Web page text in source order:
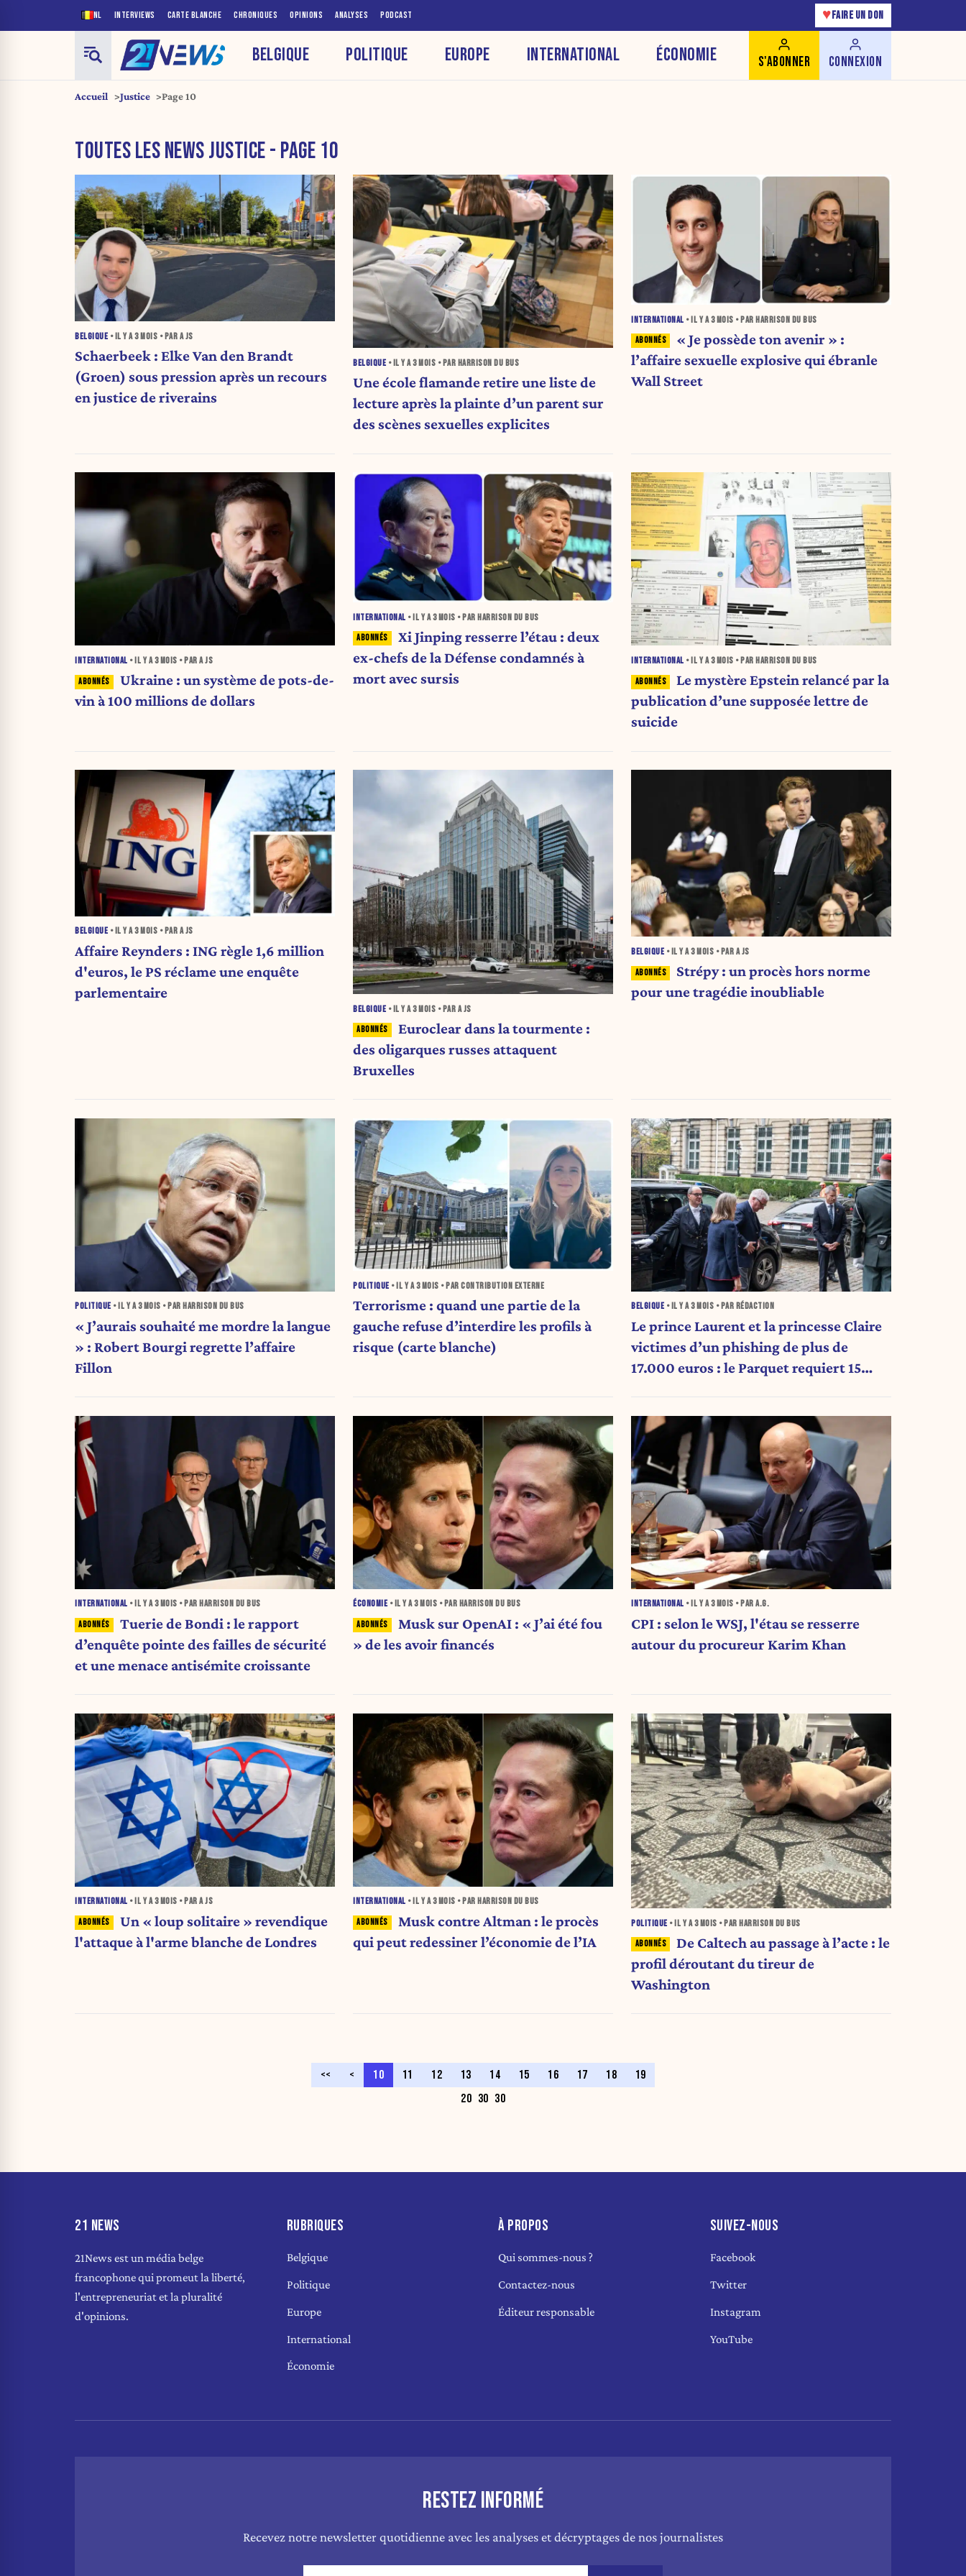
NL INTERVIEWS CARTE BLANCHE CHRONIQUES OPINIONS ANALYSES PODCAST ♥ FAIRE UN DON
BELGIQUE POLITIQUE EUROPE INTERNATIONAL ÉCONOMIE S'ABONNER CONNEXION
Accueil Justice Page 10
TOUTES LES NEWS JUSTICE - PAGE 10
BELGIQUE • IL Y A3 MOIS • PAR A JS
Schaerbeek : Elke Van den Brandt
(Groen) sous pression après un recours
en justice de riverains
BELGIQUE • IL Y A3 MOIS • PAR HARRISON DU BUS
Une école flamande retire une liste de
lecture après la plainte d’un parent sur
des scènes sexuelles explicites
INTERNATIONAL • IL Y A3 MOIS • PAR HARRISON DU BUS
« Je possède ton avenir » :
l’affaire sexuelle explosive qui ébranle
Wall Street
INTERNATIONAL • IL Y A3 MOIS • PAR A JS
Ukraine : un système de pots-de-
vin à 100 millions de dollars
INTERNATIONAL • IL Y A3 MOIS • PAR HARRISON DU BUS
Xi Jinping resserre l’étau : deux
ex-chefs de la Défense condamnés à
mort avec sursis
INTERNATIONAL • IL Y A3 MOIS • PAR HARRISON DU BUS
Le mystère Epstein relancé par la
publication d’une supposée lettre de
suicide
BELGIQUE • IL Y A3 MOIS • PAR A JS
Affaire Reynders : ING règle 1,6 million
d'euros, le PS réclame une enquête
parlementaire
BELGIQUE • IL Y A3 MOIS • PAR A JS
Euroclear dans la tourmente :
des oligarques russes attaquent
Bruxelles
BELGIQUE • IL Y A3 MOIS • PAR A JS
Strépy : un procès hors norme
pour une tragédie inoubliable
POLITIQUE • IL Y A3 MOIS • PAR HARRISON DU BUS
« J’aurais souhaité me mordre la langue
» : Robert Bourgi regrette l’affaire
Fillon
POLITIQUE • IL Y A3 MOIS • PAR CONTRIBUTION EXTERNE
Terrorisme : quand une partie de la
gauche refuse d’interdire les profils à
risque (carte blanche)
BELGIQUE • IL Y A3 MOIS • PAR RÉDACTION
Le prince Laurent et la princesse Claire
victimes d’un phishing de plus de
17.000 euros : le Parquet requiert 15
INTERNATIONAL • IL Y A3 MOIS • PAR HARRISON DU BUS
Tuerie de Bondi : le rapport
d’enquête pointe des failles de sécurité
et une menace antisémite croissante
ÉCONOMIE • IL Y A3 MOIS • PAR HARRISON DU BUS
Musk sur OpenAI : « J’ai été fou
» de les avoir financés
INTERNATIONAL • IL Y A3 MOIS • PAR A.G.
CPI : selon le WSJ, l'étau se resserre
autour du procureur Karim Khan
INTERNATIONAL • IL Y A3 MOIS • PAR A JS
Un « loup solitaire » revendique
l'attaque à l'arme blanche de Londres
INTERNATIONAL • IL Y A3 MOIS • PAR HARRISON DU BUS
Musk contre Altman : le procès
qui peut redessiner l’économie de l’IA
POLITIQUE • IL Y A3 MOIS • PAR HARRISON DU BUS
De Caltech au passage à l’acte : le
profil déroutant du tireur de
Washington
<< < 10 11 12 13 14 15 16 17 18
19
20 30 30
21 NEWS
21News est un média belge
francophone qui promeut la liberté,
l'entrepreneuriat et la pluralité
d'opinions.
RUBRIQUES
Belgique
Politique
Europe
International
Économie
À PROPOS
Qui sommes-nous ?
Contactez-nous
Éditeur responsable
SUIVEZ-NOUS
Facebook
Twitter
Instagram
YouTube
RESTEZ INFORMÉ
Recevez notre newsletter quotidienne avec les analyses et décryptages de nos journalistes